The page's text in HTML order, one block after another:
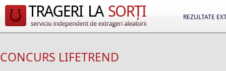
REZULTATE
CONCURS LIFETREND